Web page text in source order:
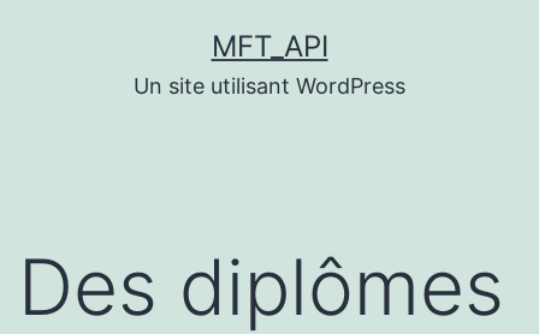
MFT_API
Un site utilisant WordPress
Des diplômes